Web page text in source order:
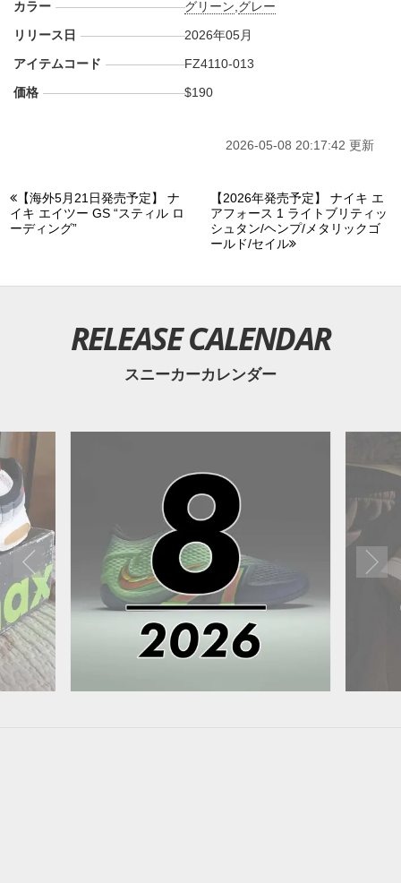
カラー グリーン グレー
リリース日
2026年05月
アイテムコード
FZ4110-013
価格
$190
2026-05-08 20:17:42 更新
【海外5月21日発売予定】 ナ
イキ エイツー GS “スティル ロ
ーディング”
【2026年発売予定】 ナイキ エ
アフォース 1 ライトブリティッ
シュタン/ヘンプ/メタリックゴ
ールド/セイル
RELEASE CALENDAR
スニーカーカレンダー